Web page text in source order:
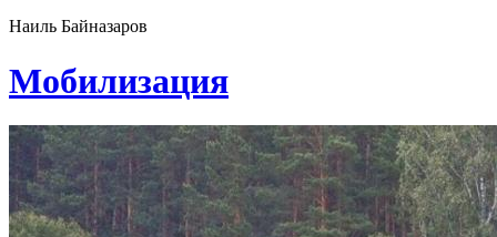
Наиль Байназаров
Мобилизация